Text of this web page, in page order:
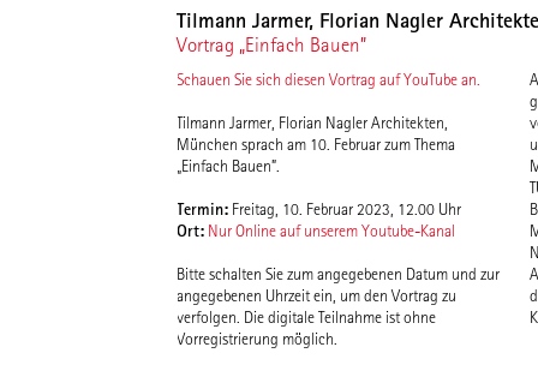
Tilmann Jarmer, Florian Nagler
Vortrag „Einfach Bauen”
Schauen Sie sich diesen Vortrag auf YouTube an.
Tilmann Jarmer, Florian Nagler Architekten,
München sprach am 10. Februar zum Thema
„Einfach Bauen”.
Termin: Freitag, 10. Februar 2023, 12.00 Uhr
Ort: Nur Online auf unserem Youtube-Kanal
Bitte schalten Sie zum angegebenen Datum und zur
angegebenen Uhrzeit ein, um den Vortrag zu
verfolgen. Die digitale Teilnahme ist ohne
Vorregistrierung möglich.
dem